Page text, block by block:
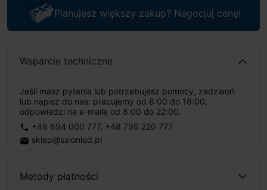
Planujesz większy zakup? Negocjuj cenę!
Wsparcie techniczne
Jeśli masz pytania lub potrzebujesz pomocy, zadzwoń
lub napisz do nas: pracujemy od 8:00 do 18:00,
odpowiedzi na e-maile od 8:00 do 22:00.
phone +48 694 000 777, +48 799 220 777
email sklep@salonled.pl
Metody płatności